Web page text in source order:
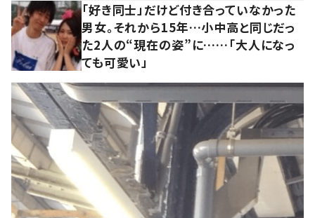
「好き同士」だけど付き合っていなかった
男女。それから15年…小中高と同じだっ
た2人の“現在の姿”に……「大人になっ
ても可愛い」